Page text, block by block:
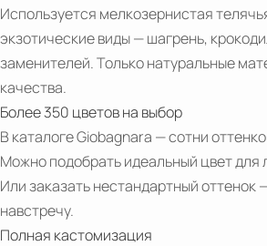
Используется мелкозернистая
экзотические виды — шагрень,
заменителей. Только натуральные
качества.
Более 350 цветов на выбор
В каталоге Giobagnara — сотни
Можно подобрать идеальный цвет для
Или заказать нестандартный оттенок
навстречу.
Полная кастомизация